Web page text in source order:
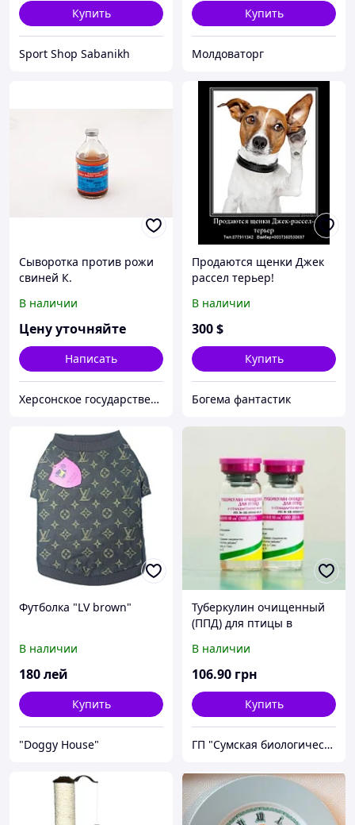
Купить
Sport Shop Sabanikh
Купить
Молдоваторг
Сыворотка против рожи
свиней К.
В наличии
Цену уточняйте
Написать
Херсонское государственное предприятие - биологическая фабрика
Продаются щенки Джек
рассел терьер!
В наличии
300$
Купить
Богема фантастик
Футболка "LV brown"
В наличии
180лей
Купить
"Doggy House"
Туберкулин очищенный
(ППД) для птицы в
В наличии
106.90 грн
Купить
ГП "Сумская биологическая фабрика"